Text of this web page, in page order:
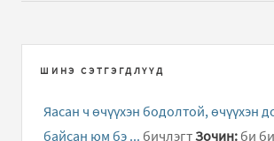
ШИНЭ СЭТГЭГДЛҮҮД
Яасан ч өчүүхэн бодолтой, өчүүхэн
байсан юм бэ ... бичлэгтЗочин: би